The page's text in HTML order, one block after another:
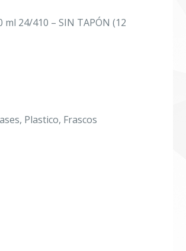
ml 24/410 – SIN TAPÓN (12
, Plastico, Frascos